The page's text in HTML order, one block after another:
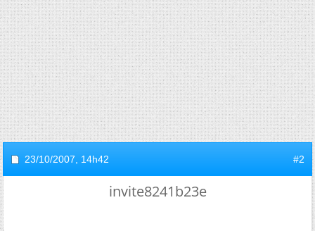
23/10/2007, 14h42 #2
invite8241b23e